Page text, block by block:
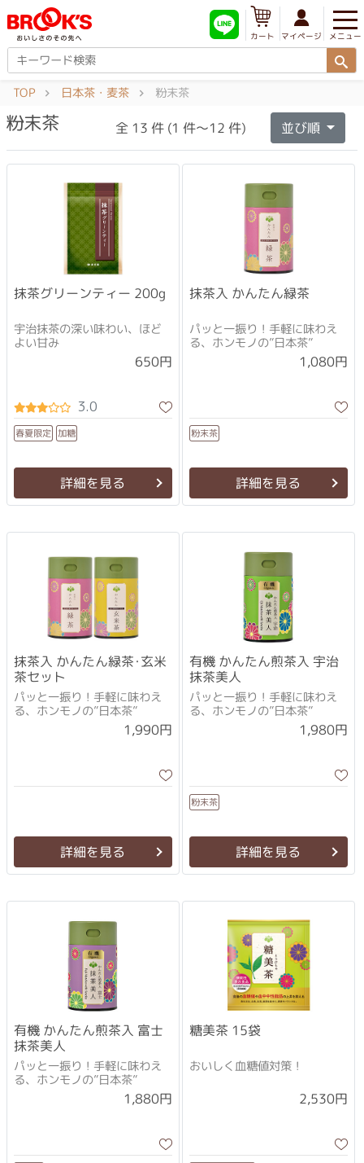
メニュー
マイページ
カート
TOP 日本茶・麦茶 粉末茶
粉末茶 全 13 件 (1 件～12 件) 並び順
抹茶グリーンティー 200g
宇治抹茶の深い味わい、ほど
よい甘み
650円
3.0
春夏限定 加糖
詳細を見る
抹茶入 かんたん緑茶
パッと一振り！手軽に味わえ
る、ホンモノの”日本茶”
1,080円
粉末茶
詳細を見る
抹茶入 かんたん緑茶･玄米
茶セット
パッと一振り！手軽に味わえ
る、ホンモノの”日本茶”
1,990円
詳細を見る
有機 かんたん煎茶入 宇治
抹茶美人
パッと一振り！手軽に味わえ
る、ホンモノの”日本茶”
1,980円
粉末茶
詳細を見る
有機 かんたん煎茶入 富士
抹茶美人
パッと一振り！手軽に味わえ
る、ホンモノの”日本茶”
1,880円
糖美茶 15袋
おいしく血糖値対策！
2,530円